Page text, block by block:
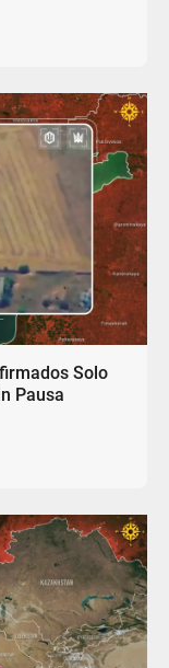
Solo
Pausa